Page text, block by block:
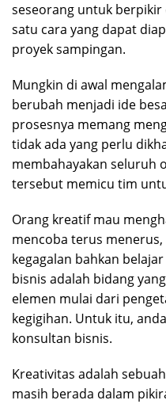
seseorang untuk berpikir
satu cara yang dapat
proyek sampingan.
Mungkin di awal
berubah menjadi ide
prosesnya memang
tidak ada yang perlu
membahayakan seluruh
tersebut memicu tim
Orang kreatif mau
mencoba terus
kegagalan bahkan
bisnis adalah bidang
elemen mulai dari
kegigihan. Untuk itu,
konsultan bisnis.
Kreativitas adalah
masih berada dalam